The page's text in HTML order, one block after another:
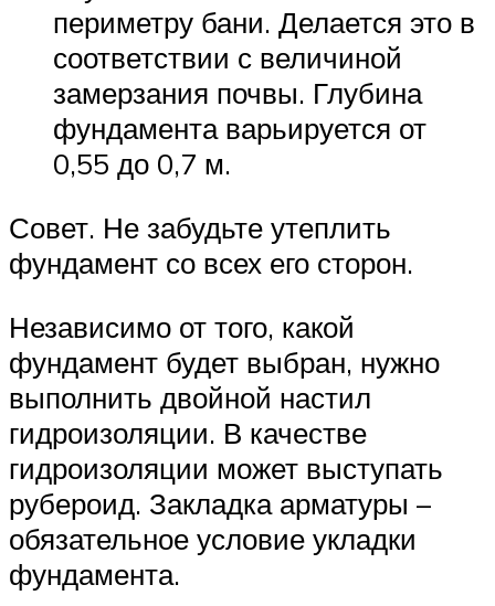
периметру бани. Делается это в
соответствии с величиной
замерзания почвы. Глубина
фундамента варьируется от
0,55 до 0,7 м.
Совет. Не забудьте утеплить
фундамент со всех его сторон.
Независимо от того, какой
фундамент будет выбран, нужно
выполнить двойной настил
гидроизоляции. В качестве
гидроизоляции может выступать
рубероид. Закладка арматуры –
обязательное условие укладки
фундамента.